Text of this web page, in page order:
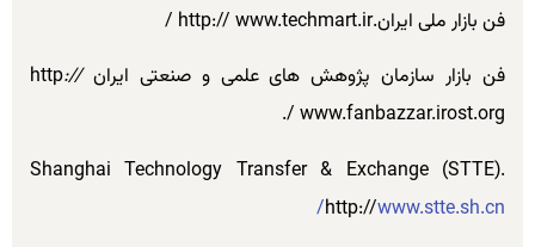
فن بازار ملی ایران.http:// www.techmart.ir /
فن بازار سازمان پژوهش های علمی و صنعتی ایران http://
www.fanbazzar.irost.org /.
Shanghai Technology Transfer & Exchange (STTE).
http://www.stte.sh.cn/